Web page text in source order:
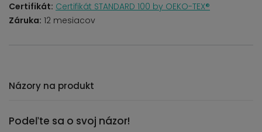
Certifikát: Certifikát STANDARD 100 by OEKO-TEX®
Záruka: 12 mesiacov
Názory na produkt
Podeľte sa o svoj názor!